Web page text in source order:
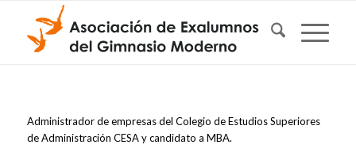
Administrador de empresas del Colegio de Estudios Superiores
de Administración CESA y candidato a MBA.